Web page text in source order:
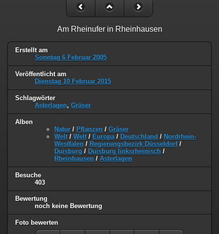
Am Rheinufer in Rheinhausen
Erstellt am
Sonntag 6 Februar 2005
Veröffentlicht am
Dienstag 10 Februar 2015
Schlagwörter
Asterlagen, Gräser
Alben
Natur / Pflanzen / Gräser
Welt / Welt / Europa / Deutschland / Nordrhein-
Westfalen / Regierungsbezirk Düsseldorf/
Duisburg / Duisburg linksrheinisch /
Rheinhausen / Asterlagen
Besuche
403
Bewertung
noch keine Bewertung
Foto bewerten